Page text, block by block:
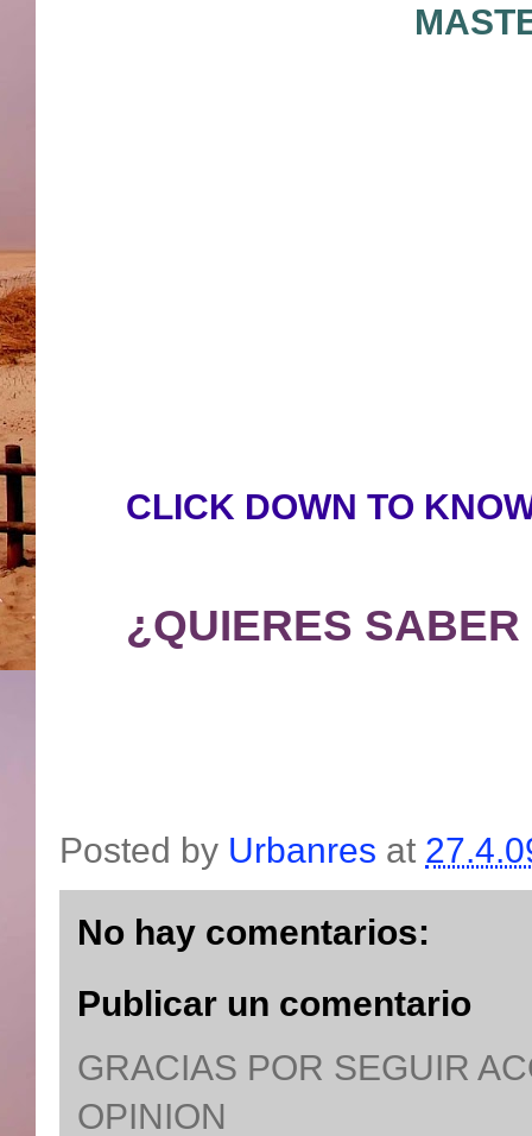
CLICK DOWN TO
¿QUIERES
Posted by Urbanres at
No hay comentarios:
Publicar un comentario
GRACIAS POR SEGUIR
OPINION